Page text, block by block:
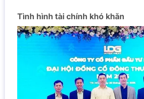
Tình hình tài chính khó khăn